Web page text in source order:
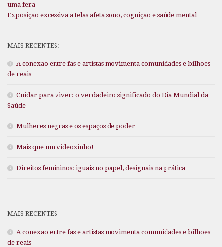
uma fera
Exposição excessiva a telas afeta sono, cognição e saúde mental
MAIS RECENTES:
A conexão entre fãs e artistas movimenta comunidades e bilhões
de reais
Cuidar para viver: o verdadeiro significado do Dia Mundial da
Saúde
Mulheres negras e os espaços de poder
Mais que um videozinho!
Direitos femininos: iguais no papel, desiguais na prática
MAIS RECENTES
A conexão entre fãs e artistas movimenta comunidades e bilhões
de reais